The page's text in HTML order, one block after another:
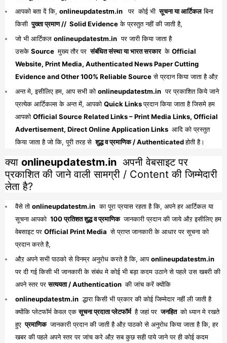
आपको बता दें कि, onlineupdatestm.in पर कोई भी सूचना या आर्टिकलबिना
किसी पुख्ता प्रमाण // Solid Evidenceके प्रस्तुत नहीं की जाती है,
जो भी आर्टिकल onlineupdatestm.in पर जारी किया जाता है
उसके Source मुख्य तौर पर संबंधित संस्था या भारत सरकार के Official
Website, Print Media, Authenticated News Paper Cutting
Evidence and Other 100% Reliable Sourceसे प्रदान किया जाता है औऱ
अन्त मे, इसीलिए हम, आप सभी को onlineupdatestm.in पर प्रकाशित किये जाने
प्रत्येक आर्टिकल्स के अन्त में, आपको Quick Linksप्रदान किया जाता है जिसमे हम
आपको Official Source Related Links – Print Media Links, Official
Advertisement, Direct Online Application Links आदि को प्रस्तुत
किया जाता है जो कि, पूरी तरह से शुद्ध व प्रमाणिक / Authenticatedहोती है।
क्या onlineupdatestm.in अपनी वेबसाइट पर
प्रकाशित की जाने वाली सामग्री / Content की जिम्मेदारी
लेता है?
वैसे तो onlineupdatestm.in का पूरा प्रयास रहता है कि, अपने हर आर्टिकल या
सूचना आपको 100 प्रतिशत शुद्ध व प्रमाणिक जानकारी प्रदान की जाये औऱ इसीलिए हम
वेबसाइट पर Official Print Media से प्राप्त जानकारी के आधार पर सूचना को
प्रदान करते है,
औऱ अपने सभी पाठको से विनम्र अनुरोध करते है कि, आपonlineupdatestm.in
पर दी गई किसी भी जानकारी के संबंध मे कोई भी बड़ा कदम उठाने से पहले उस खबरी की
अपने स्तर परसत्ययता / Authentication की जांच करें क्योंकि
onlineupdatestm.in द्धारा किसी भी प्रकार की कोई जिम्मेदार नहीं ली जाती है
क्योंकि प्लेटफॉर्म केवल एकसूचना प्रदाता प्लेटफॉर्म है जहां पर जनहित को ध्यान मे रखते
हुए प्रमाणिक जानकारी प्रदान की जाती है औऱ पाठको से अनुरोध किया जाता है कि, हर
खबर की पहले अपने स्तर पर जांच करे औऱ सब कुछ सही पाये जाने पर ही कोई कदम